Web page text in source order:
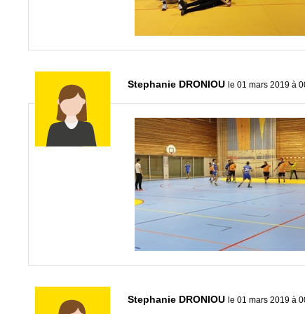
Stephanie DRONIOU le 01 mars 2019 à
Stephanie DRONIOU le 01 mars 2019 à